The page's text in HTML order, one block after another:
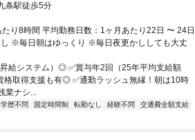
条駅徒歩5分
り8時間 平均勤務日数：1ヶ月あたり22日 〜 24日
※毎日朝はゆっくり ※毎日夜更かししても大丈
給システム）◎ ✅賞与年2回（25年平均支給額
格取得支援も有◎ ✅通勤ラッシュ無縁！朝は10時
業ナシ...
学歴不問 固定時間制 転勤なし 経験不問
交通費全額支給